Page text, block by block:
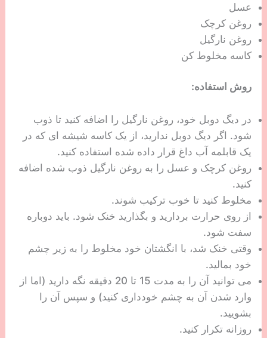
عسل
روغن کرچک
روغن نارگیل
کاسه مخلوط کن
روش استفاده:
در دیگ دوبل خود، روغن نارگیل را اضافه کنید تا ذوب
شود. اگر دیگ دوبل ندارید، از یک کاسه شیشه ای که در
یک قابلمه آب داغ قرار داده شده استفاده کنید.
روغن کرچک و عسل را به روغن نارگیل ذوب شده اضافه
کنید.
مخلوط کنید تا خوب ترکیب شوند.
از روی حرارت بردارید و بگذارید خنک شود. باید دوباره
سفت شود.
وقتی خنک شد، با انگشتان خود مخلوط را به زیر چشم
خود بمالید.
می توانید آن را به مدت 15 تا 20 دقیقه نگه دارید (اما از
وارد شدن آن به چشم خودداری کنید) و سپس آن را
بشویید.
روزانه تکرار کنید.